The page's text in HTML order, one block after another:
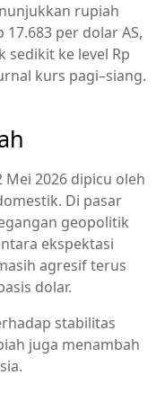
rupiah
17.683 per dolar AS,
sedikit ke level Rp
kurs pagi–siang.
Mei 2026 dipicu oleh
Di pasar
geopolitik
ekspektasi
agresif terus
dolar.
stabilitas
juga menambah